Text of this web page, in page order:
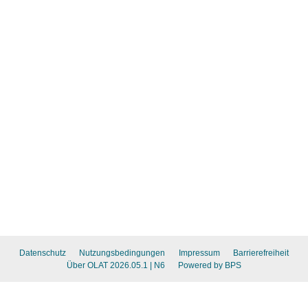
Datenschutz Nutzungsbedingungen Impressum
Barrierefreiheit
Über OLAT 2026.05.1
| N6 Powered by BPS